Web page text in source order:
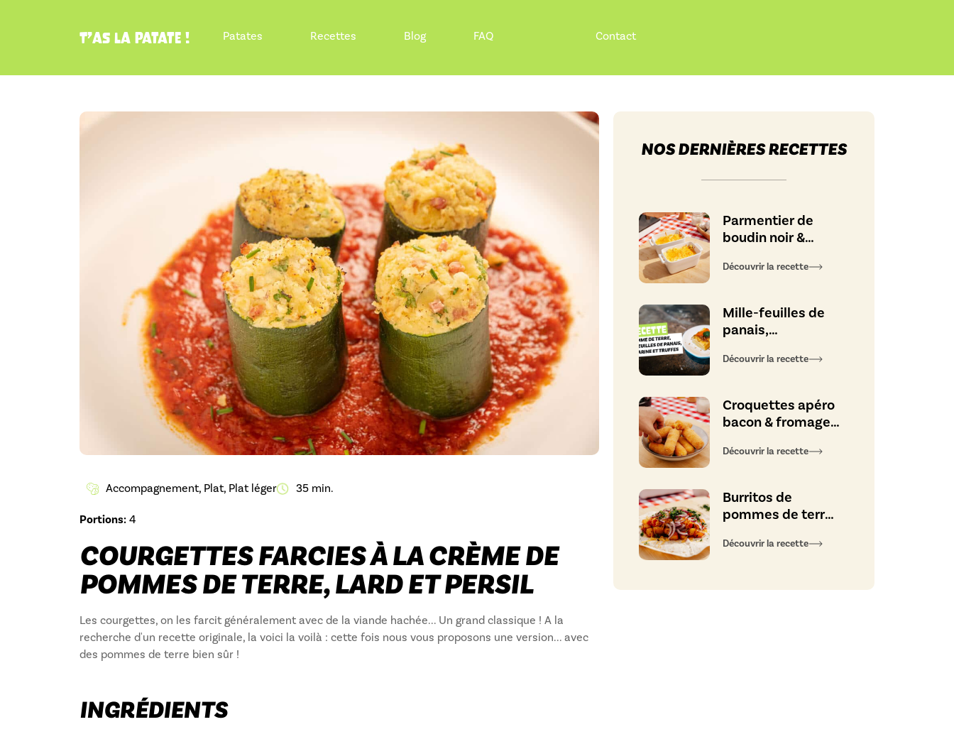
T’as la patate ! Patates Recettes Blog FAQ Contact
Accompagnement, Plat, Plat léger 35 min.
Portions: 4
COURGETTES FARCIES À LA CRÈME DE
POMMES DE TERRE, LARD ET PERSIL
Les courgettes, on les farcit généralement avec de la viande hachée... Un grand classique ! A la
recherche d'un recette originale, la voici la voilà : cette fois nous vous proposons une version... avec
des pommes de terre bien sûr !
INGRÉDIENTS
NOS DERNIÈRES RECETTES
Parmentier de
boudin noir &
caramélisées
Découvrir la recette
Mille-feuilles de
panais,
truffes
Découvrir la recette
Croquettes apéro
bacon & fromage
Découvrir la recette
Burritos de
pommes de terre,
et fromage
Découvrir la recette